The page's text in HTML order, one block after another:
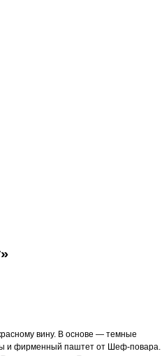
вину. В основе — темные
и фирменный паштет от Шеф-повара.